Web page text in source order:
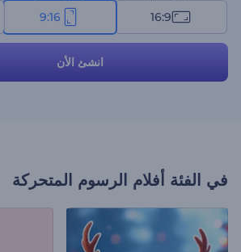
الخلفية المثالية لإنشاء افتتاحية رمضان لا تنسى. ابدأ الآن!
16:9
9:16
انشئ الأن
في الفئة أفلام الرسوم المتحركة